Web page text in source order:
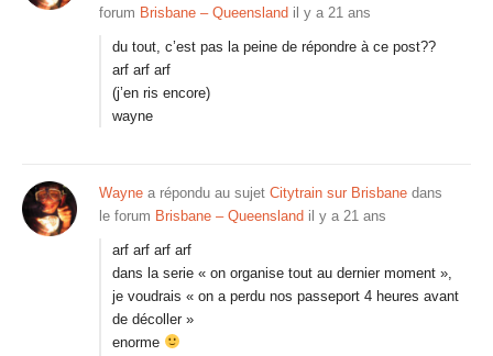
forum Brisbane – Queensland il y a 21 ans
du tout, c’est pas la peine de répondre à ce post??
arf arf arf
(j’en ris encore)
wayne
Wayne a répondu au sujet Citytrain sur Brisbane dans
le forum Brisbane – Queensland il y a 21 ans
arf arf arf arf
dans la serie « on organise tout au dernier moment »,
je voudrais « on a perdu nos passeport 4 heures avant
de décoller »
enorme